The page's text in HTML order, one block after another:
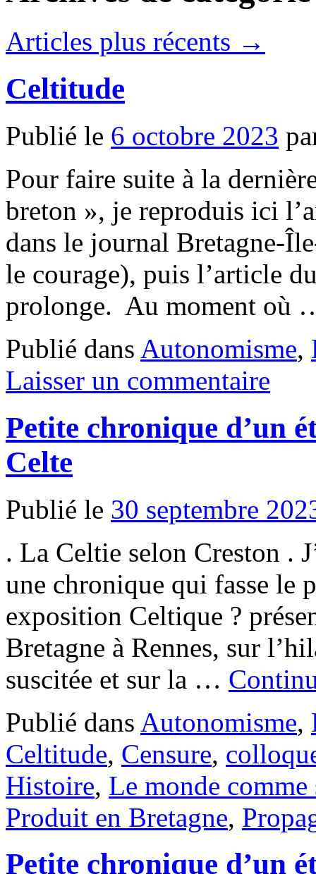
Articles plus récents →
Celtitude
Publié le 6 octobre 2023
Pour faire suite à la
breton », je reproduis ici
dans le journal Bretagne-
le courage), puis l’article
prolonge. Au moment où
Publié dans Autonomisme,
Laisser un commentaire
Petite chronique d’un
Celte
Publié le 30 septembre
. La Celtie selon Creston .
une chronique qui fasse le
exposition Celtique ?
Bretagne à Rennes, sur
suscitée et sur la …
Publié dans Autonomisme,
Celtitude, Censure,
Histoire, Le monde comme
Produit en Bretagne,
Petite chronique d’un